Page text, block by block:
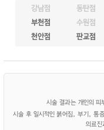
강남점 동탄점
부천점
수원점
천안점
판교점
시술 결과는 개인의 피
시술 후 일시적인 붉어짐, 부기, 통
의료진